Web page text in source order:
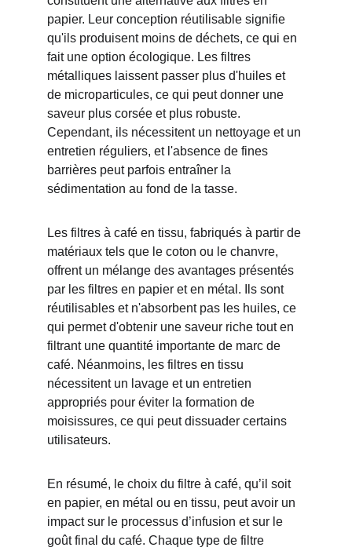
papier. Leur conception réutilisable signifie
qu'ils produisent moins de déchets, ce qui en
fait une option écologique. Les filtres
métalliques laissent passer plus d'huiles et
de microparticules, ce qui peut donner une
saveur plus corsée et plus robuste.
Cependant, ils nécessitent un nettoyage et un
entretien réguliers, et l'absence de fines
barrières peut parfois entraîner la
sédimentation au fond de la tasse.
Les filtres à café en tissu, fabriqués à partir de
matériaux tels que le coton ou le chanvre,
offrent un mélange des avantages présentés
par les filtres en papier et en métal. Ils sont
réutilisables et n'absorbent pas les huiles, ce
qui permet d'obtenir une saveur riche tout en
filtrant une quantité importante de marc de
café. Néanmoins, les filtres en tissu
nécessitent un lavage et un entretien
appropriés pour éviter la formation de
moisissures, ce qui peut dissuader certains
utilisateurs.
En résumé, le choix du filtre à café, qu’il soit
en papier, en métal ou en tissu, peut avoir un
impact sur le processus d’infusion et sur le
goût final du café. Chaque type de filtre